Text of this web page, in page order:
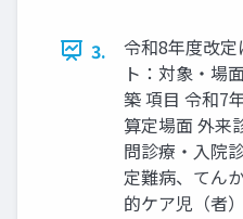
3.
令和8年度改
ト：対象・場
築 項目 令和7
算定場面 外来
問診療・入院
定難病、てん
的ケア児（者